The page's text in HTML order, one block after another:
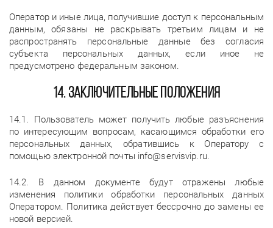
Оператор и иные лица, получившие доступ к персональным
данным, обязаны не раскрывать третьим лицам и не
распространять персональные данные без согласия
субъекта персональных данных, если иное не
предусмотрено федеральным законом.
14. Заключительные положения
14.1. Пользователь может получить любые разъяснения
по интересующим вопросам, касающимся обработки его
персональных данных, обратившись к Оператору с
помощью электронной почты info@servisvip.ru.
14.2. В данном документе будут отражены любые
изменения политики обработки персональных данных
Оператором. Политика действует бессрочно до замены ее
новой версией.